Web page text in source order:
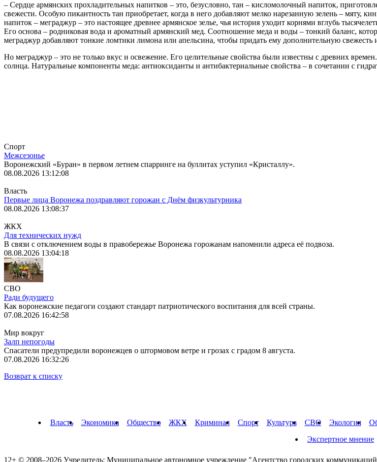
– Сердце армянских прохладительных напитков – это, безу­словно, тан – кисломолочный напиток,
свежести. Особую пикантность тан приобретает, когда в него добавляют мелко нарезанную зелень –
напиток – меграджур – это настоящее древнее армянское зелье, чья история уходит корнями вглубь
Его основа – родниковая вода и ароматный армянский мед. Соотношение меда и воды – тонкий баланс,
меграджур добавляют тонкие ломтики лимона или апельсина, чтобы придать ему дополнительную свежесть
Но меграджур – это не только вкус и освежение. Его целительные свойства были известны с древних
солнца. Натуральные компоненты меда: антиоксиданты и антибактериальные свойства – в сочетании с
Спорт
Межсезонье
Воронежский «Буран» в первом летнем спарринге на буллитах уступил «Кристаллу».
08.08.2026 13:12:08
Власть
Первые лица Воронежа поздравляют горожан с Днём физкультурника
08.08.2026 13:08:37
ЖКХ
Для технических нужд
В связи с отключением воды в правобережье Воронежа горожанам напомнили адреса её подвоза.
08.08.2026 13:04:18
СВО
Ради будущего
Как воронежские педагоги создают стандарт патриотического воспитания для всей страны.
07.08.2026 16:42:58
Мир вокруг
Залп непогоды
Спасатели предупредили воронежцев о штормовом ветре и грозах с градом 8 августа.
07.08.2026 16:32:26
Возврат к списку
Власть Экономика Общество ЖКХ Криминал Спорт Культура СВО Экология
Экспертное мнение
12+ © 2008–2026 Учредитель: Муниципальное автономное учреждение "Агентство городских